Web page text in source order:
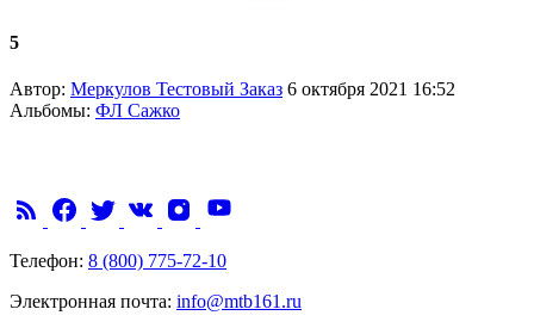
5
Автор: Меркулов Тестовый Заказ 6 октября 2021 16:52
Альбомы: ФЛ Сажко
Телефон: 8 (800) 775-72-10
Электронная почта: info@mtb161.ru